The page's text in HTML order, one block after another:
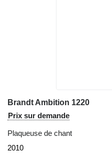
Brandt Ambition 1220
Prix sur demande
Plaqueuse de chant
2010